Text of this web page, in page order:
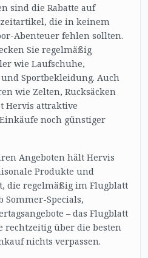
sind die Rabatte auf
die in keinem
Abenteuer fehlen sollten.
Sie regelmäßig
wie Laufschuhe,
Sportbekleidung. Auch
wie Zelten, Rucksäcken
Hervis attraktive
noch günstiger
Angeboten hält Hervis
Produkte und
die regelmäßig im Flugblatt
Sommer-Specials,
– das Flugblatt
rechtzeitig über die besten
nichts verpassen.